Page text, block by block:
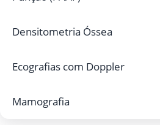
Densitometria Óssea
Ecografias com Doppler
Mamografia